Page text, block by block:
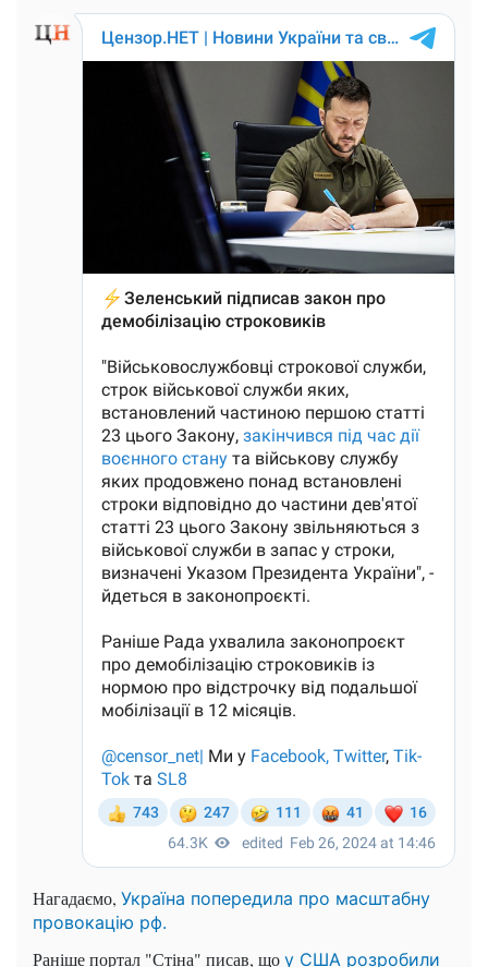
Нагадаємо, Україна попередила про масштабну
провокацію рф.
Раніше портал "Стіна" писав, що у США розробили